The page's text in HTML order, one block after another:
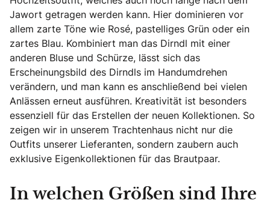
Jawort getragen werden kann. Hier dominieren vor
allem zarte Töne wie Rosé, pastelliges Grün oder ein
zartes Blau. Kombiniert man das Dirndl mit einer
anderen Bluse und Schürze, lässt sich das
Erscheinungsbild des Dirndls im Handumdrehen
verändern, und man kann es anschließend bei vielen
Anlässen erneut ausführen. Kreativität ist besonders
essenziell für das Erstellen der neuen Kollektionen. So
zeigen wir in unserem Trachtenhaus nicht nur die
Outfits unserer Lieferanten, sondern zaubern auch
exklusive Eigenkollektionen für das Brautpaar.
In welchen Größen sind Ihre